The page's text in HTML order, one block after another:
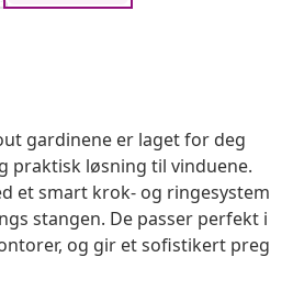
gardinene er laget for deg
praktisk løsning til vinduene.
et smart krok- og ringesystem
stangen. De passer perfekt i
og gir et sofistikert preg